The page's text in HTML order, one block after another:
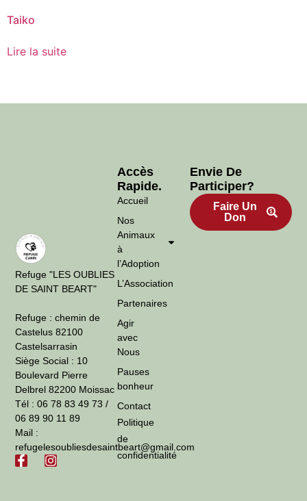
Taiko
Lire la suite
Refuge "LES OUBLIES
DE SAINT BEART"
Refuge : chemin de
Castelus 82100
Castelsarrasin
Siège Social : 10
Boulevard Pierre
Delbrel 82200 Moissac
Tél : 06 78 83 49 73 /
06 89 90 11 89
Mail :
refugelesoubliesdesaintbeart@gmail.com
Accès
Rapide.
Accueil
Nos
Animaux
à
l’Adoption
L’Association
Partenaires
Agir
avec
Nous
Pauses
bonheur
Contact
Politique
de
confidentialité
Envie De
Participer?
Faire Un
Don